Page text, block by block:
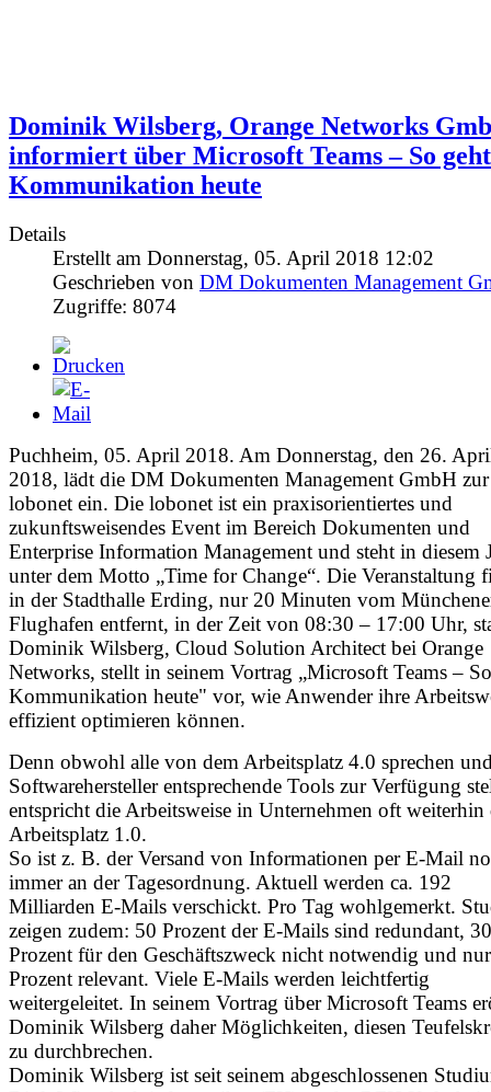
Dominik Wilsberg, Orange Networks
informiert über Microsoft Teams – So geht
Kommunikation heute
Details
Erstellt am Donnerstag, 05. April 2018 12:02
Geschrieben von DM Dokumenten Management
Zugriffe: 8074
Puchheim, 05. April 2018. Am Donnerstag, den 26.
2018, lädt die DM Dokumenten Management GmbH zur
lobonet ein. Die lobonet ist ein praxisorientiertes und
zukunftsweisendes Event im Bereich Dokumenten und
Enterprise Information Management und steht in diesem
unter dem Motto „Time for Change“. Die Veranstaltung
in der Stadthalle Erding, nur 20 Minuten vom
Flughafen entfernt, in der Zeit von 08:30 – 17:00 Uhr,
Dominik Wilsberg, Cloud Solution Architect bei Orange
Networks, stellt in seinem Vortrag „Microsoft Teams –
Kommunikation heute" vor, wie Anwender ihre
effizient optimieren können.
Denn obwohl alle von dem Arbeitsplatz 4.0 sprechen
Softwarehersteller entsprechende Tools zur Verfügung
entspricht die Arbeitsweise in Unternehmen oft weiterhin
Arbeitsplatz 1.0.
So ist z. B. der Versand von Informationen per E-Mail
immer an der Tagesordnung. Aktuell werden ca. 192
Milliarden E-Mails verschickt. Pro Tag wohlgemerkt.
zeigen zudem: 50 Prozent der E-Mails sind redundant, 30
Prozent für den Geschäftszweck nicht notwendig und
Prozent relevant. Viele E-Mails werden leichtfertig
weitergeleitet. In seinem Vortrag über Microsoft Teams
Dominik Wilsberg daher Möglichkeiten, diesen
zu durchbrechen.
Dominik Wilsberg ist seit seinem abgeschlossenen